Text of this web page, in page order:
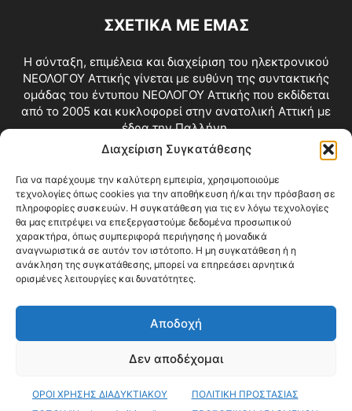
Διαχείριση Συγκατάθεσης
Για να παρέχουμε την καλύτερη εμπειρία, χρησιμοποιούμε
τεχνολογίες όπως cookies για την αποθήκευση ή/και την πρόσβαση σε
πληροφορίες συσκευών. Η συγκατάθεση για τις εν λόγω τεχνολογίες
θα μας επιτρέψει να επεξεργαστούμε δεδομένα προσωπικού
χαρακτήρα, όπως συμπεριφορά περιήγησης ή μοναδικά
αναγνωριστικά σε αυτόν τον ιστότοπο. Η μη συγκατάθεση ή η
ανάκληση της συγκατάθεσης, μπορεί να επηρεάσει αρνητικά
ορισμένες λειτουργίες και δυνατότητες.
Αποδοχή
Δεν αποδέχομαι
ΟΡΟΙ ΧΡΗΣΗΣ ΔΙΑΔΥΚΤΙΑΚΟΥ
ΠΟΛΙΤΙΚΗ ΠΡΟΣΤΑΣΙΑΣ
ΣΧΕΤΙΚΑ ΜΕ ΕΜΑΣ
Η σύνταξη, επιμέλεια και διαχείριση του ηλεκτρονικού
ΝΕΟΛΟΓΟΥ Αττικής γίνεται με ευθύνη της συντακτικής
ομάδας του έντυπου ΝΕΟΛΟΓΟΥ Αττικής που εκδίδεται
από το 2005 και κυκλοφορεί στην ανατολική Αττική με
έδρα την Παλλήνη.
Επικοινωνία:info@neologosattikis.gr
ΑΚΟΛΟΥΘΗΣΕ ΜΑΣ
Videos Όροι Χρήσης
© Copyright 2026 ΝΕΟΛΟΓΟΣ ΑΤΤΙΚΗΣ • All Rights Reserved •